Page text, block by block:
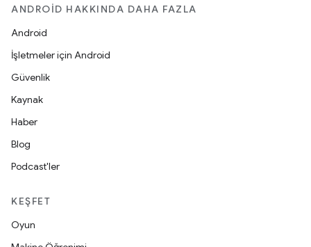
ANDROID HAKKINDA DAHA FAZLA
Android
İşletmeler için Android
Güvenlik
Kaynak
Haber
Blog
Podcast'ler
KEŞFET
Oyun